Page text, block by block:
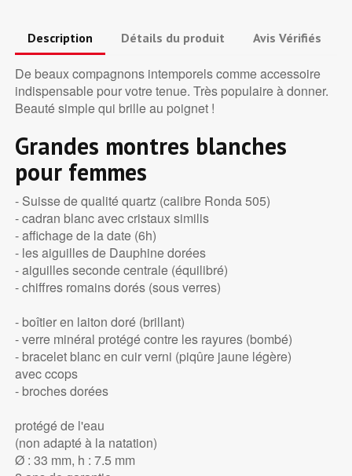
Description Détails du produit Avis Vérifiés
De beaux compagnons intemporels comme accessoire
indispensable pour votre tenue. Très populaire à donner.
Beauté simple qui brille au poignet !
Grandes montres blanches
pour femmes
- Suisse de qualité quartz (calibre Ronda 505)
- cadran blanc avec cristaux similis
- affichage de la date (6h)
- les aiguilles de Dauphine dorées
- aiguilles seconde centrale (équilibré)
- chiffres romains dorés (sous verres)
- boîtier en laiton doré (brillant)
- verre minéral protégé contre les rayures (bombé)
- bracelet blanc en cuir verni (piqûre jaune légère)
avec ccops
- broches dorées
protégé de l'eau
(non adapté à la natation)
Ø : 33 mm, h : 7.5 mm